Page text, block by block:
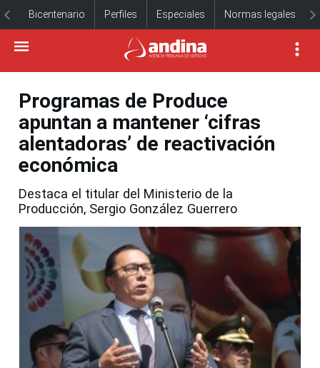
Bicentenario Perfiles Especiales Normas legales
Programas de Produce
apuntan a mantener ‘cifras
alentadoras’ de reactivación
económica
Destaca el titular del Ministerio de la
Producción, Sergio González Guerrero